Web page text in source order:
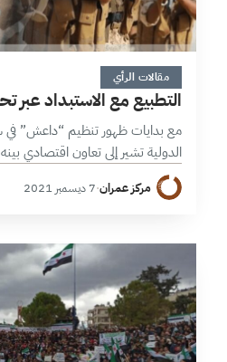
4 دقائق
مقالات الرأي
التطبيع مع الاستبداد عبر
مع بدايات ظهور تنظيم “داعش” في
الدولية تشير إلى تعاون اقتصادي
في المجال النفطي، ممازاد من ثروة
نفسه من…مركز عمران·7 ديسمبر 2021